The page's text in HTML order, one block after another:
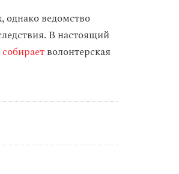
ведомство
В настоящий
собираетволонтерская